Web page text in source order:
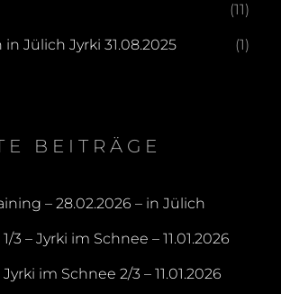
(11)
Jülich Jyrki 31.08.2025 (1)
BEITRÄGE
– 28.02.2026 – in Jülich
3 – Jyrki im Schnee – 11.01.2026
im Schnee 2/3 – 11.01.2026